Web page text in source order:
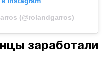
(@rolandgarros)
заработали